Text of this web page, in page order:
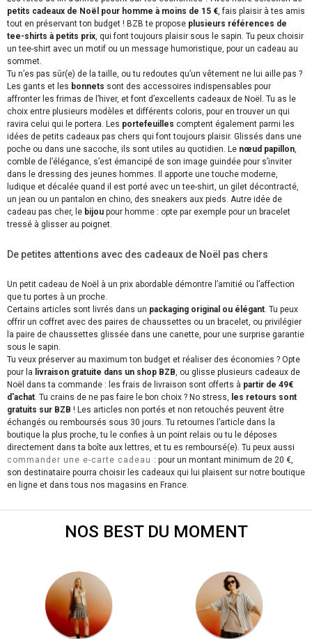
petits cadeaux de Noël pour homme à moins de 15 €, fais plaisir à tes amis
tout en préservant ton budget ! BZB te propose plusieurs références de
tee-shirts à petits prix, qui font toujours plaisir sous le sapin. Tu peux choisir
un tee-shirt avec un motif ou un message humoristique, pour un cadeau au
sommet.
Tu n’es pas sûr(e) de la taille, ou tu redoutes qu’un vêtement ne lui aille pas ?
Les gants et les bonnets sont des accessoires indispensables pour
affronter les frimas de l’hiver, et font d’excellents cadeaux de Noël. Tu as le
choix entre plusieurs modèles et différents coloris, pour en trouver un qui
ravira celui qui le portera. Les portefeuilles comptent également parmi les
idées de petits cadeaux pas chers qui font toujours plaisir. Glissés dans une
poche ou dans une sacoche, ils sont utiles au quotidien. Le nœud papillon,
comble de l’élégance, s’est émancipé de son image guindée pour s’inviter
dans le dressing des jeunes hommes. Il apporte une touche moderne,
ludique et décalée quand il est porté avec un tee-shirt, un gilet décontracté,
un jean ou un pantalon en chino, des sneakers aux pieds. Autre idée de
cadeau pas cher, le bijou pour homme : opte par exemple pour un bracelet
tressé à glisser au poignet.
De petites attentions avec des cadeaux de Noël pas chers
Un petit cadeau de Noël à un prix abordable démontre l’amitié ou l’affection
que tu portes à un proche.
Certains articles sont livrés dans un packaging original ou élégant. Tu peux
offrir un coffret avec des paires de chaussettes ou un bracelet, ou privilégier
la paire de chaussettes glissée dans une canette, pour une surprise garantie
sous le sapin.
Tu veux préserver au maximum ton budget et réaliser des économies ? Opte
pour la livraison gratuite dans un shop BZB, ou glisse plusieurs cadeaux de
Noël dans ta commande : les frais de livraison sont offerts à partir de 49€
d'achat. Tu crains de ne pas faire le bon choix ? No stress, les retours sont
gratuits sur BZB ! Les articles non portés et non retouchés peuvent être
échangés ou remboursés sous 30 jours. Tu retournes l’article dans la
boutique la plus proche, tu le confies à un point relais ou tu le déposes
directement dans ta boîte aux lettres, et tu es remboursé(e). Tu peux aussi
commander une e-carte cadeau : pour un montant minimum de 20 €,
son destinataire pourra choisir les cadeaux qui lui plaisent sur notre boutique
en ligne et dans tous nos magasins en France.
NOS BEST DU MOMENT